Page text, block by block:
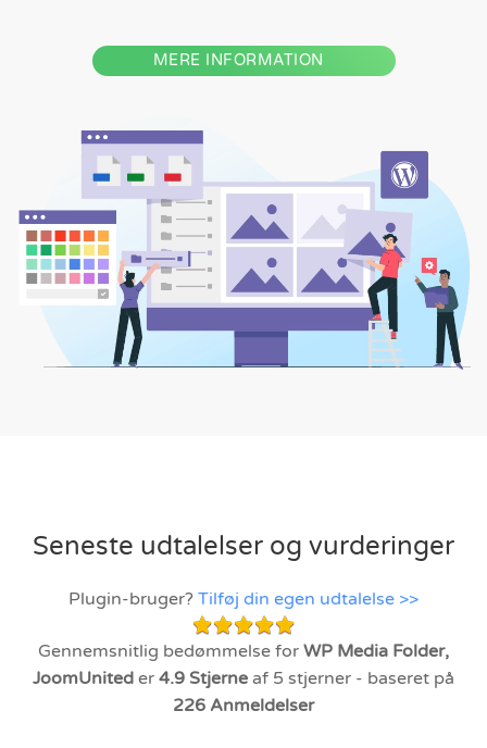
MERE INFORMATION
Seneste udtalelser og vurderinger
Plugin-bruger? Tilføj din egen udtalelse >>
Gennemsnitlig bedømmelse for WP Media Folder,
JoomUnited er 4.9 Stjerne af 5 stjerner - baseret på
226 Anmeldelser